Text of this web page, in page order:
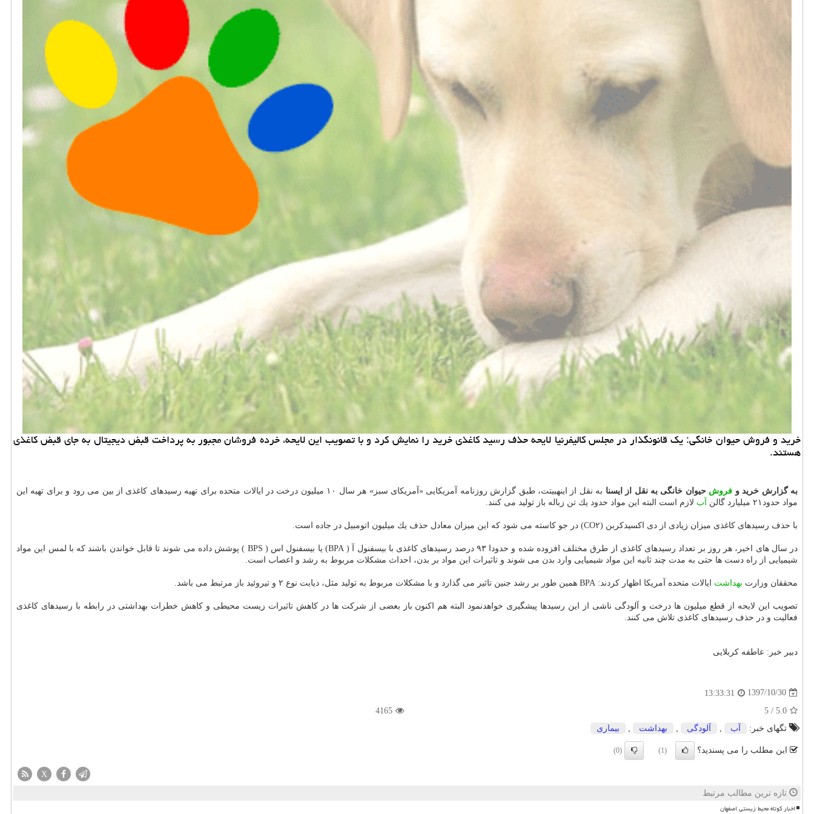
خرید و فروش حیوان خانگی: یك قانونگذار در مجلس كالیفرنیا لایحه حذف رسید كاغذی خرید را نمایش كرد و با تصویب این لایحه، خرده فروشان مجبور به پرداخت قبض دیجیتال به جای قبض كاغذی
هستند.
به گزارش خرید و فروش حیوان خانگی به نقل از ایسنا
به نقل از اینهبیتت، طبق گزارش روزنامه آمریكایی «آمریكای سبز» هر سال ۱۰ میلیون درخت در ایالات متحده برای تهیه رسیدهای كاغذی از بین می رود و برای تهیه این
مواد حدود۲۱ میلیارد گالن
آب لازم است البته این مواد حدود یك تن زباله باز تولید می كنند.
با حذف رسیدهای كاغذی میزان زیادی از دی اكسیدكربن (CO۲) در جو كاسته می شود كه این میزان معادل حذف یك میلیون اتومبیل در جاده است.
در سال های اخیر، هر روز بر تعداد رسیدهای كاغذی از طرق مختلف افزوده شده و حدودا ۹۳ درصد رسیدهای كاغذی با بیسفنول آ ( BPA) یا بیسفنول اس ( BPS ) پوشش داده می شوند تا قابل خواندن باشند كه با لمس این مواد
شیمیایی از راه دست ها حتی به مدت چند ثانیه این مواد شیمیایی وارد بدن می شوند و تاثیرات این مواد بر بدن، احداث مشكلات مربوط به رشد و اعصاب است.
محققان وزارت بهداشت ایالات متحده آمریكا اظهار كردند: BPA همین طور بر رشد جنین تاثیر می گذارد و با مشكلات مربوط به تولید مثل، دیابت نوع ۲ و تیروئید باز مرتبط می باشد.
تصویب این لایحه از قطع میلیون ها درخت و آلودگی ناشی از این رسیدها پیشگیری خواهدنمود البته هم اكنون باز بعضی از شركت ها در كاهش تاثیرات زیست ‎محیطی و كاهش خطرات بهداشتی در رابطه با رسیدهای كاغذی
فعالیت و در حذف رسیدهای كاغذی تلاش می كنند.
دبیر خبر: عاطفه كربلایی
1397/10/30
13:33:31
5.0
/
5
4165
تگهای خبر:
آب آلودگی بهداشت بیماری
این مطلب را می پسندید؟ (1)
(0)
X
تازه ترین مطالب مرتبط
اخبار کوتاه محیط زیستی اصفهان